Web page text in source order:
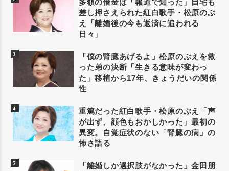
差し押さえられた紅白歌手・松原のぶ
え「離婚後の今も返済に追われる
日々」
「僕の腎臓あげるよ」松原のぶえを救
った弟の決断「生きる意味が変わっ
た」移植から17年、きょうだいの関係
性
重篤だった紅白歌手・松原のぶえ「声
が出ず、顔色もおかしかった」最初の
異変。自覚症状のない「腎臓の病」の
怖さ語る
「離婚しか選択肢がなかった」金田朋